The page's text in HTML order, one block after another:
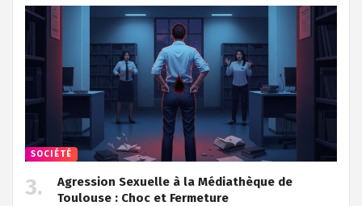
SOCIÉTÉ
Agression Sexuelle à la Médiathèque de
Toulouse : Choc et Fermeture